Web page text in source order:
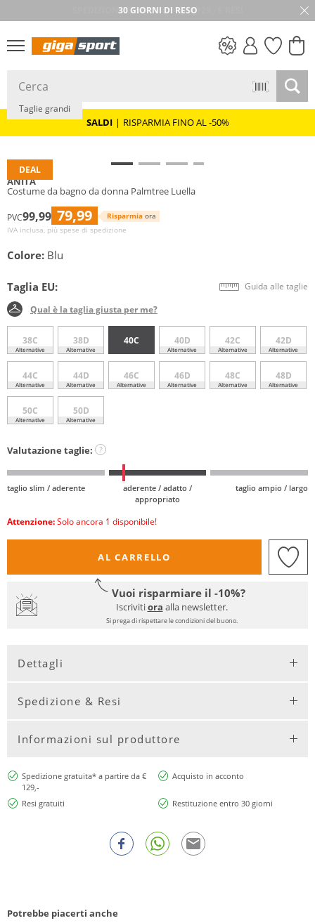
30 GIORNI DI RESO
SALDI
SALDI | RISPARMIA FINO AL -50%
DEAL
Taglie grandi
ANITA
Costume da bagno da donna Palmtree Luella
PVC99,99 79,99 Risparmia ora
IVA inclusa, più spese di spedizione
Colore: Blu
Taglia EU: Guida alle taglie
Qual è la taglia giusta per me?
38C
Alternative
38D
Alternative
40C 40D
Alternative
42C
Alternative
42D
Alternative
44C
Alternative
44D
Alternative
46C
Alternative
46D
Alternative
48C
Alternative
48D
Alternative
50C
Alternative
50D
Alternative
Valutazione taglie: ?
taglio slim / aderente
aderente / adatto /
appropriato
taglio ampio / largo
Attenzione: Solo ancora 1 disponibile!
AL CARRELLO
Vuoi risparmiare il -10%?
Iscrivitiora alla newsletter.
Si prega di rispettare le condizioni del buono.
Dettagli
Spedizione & Resi
Informazioni sul produttore
Spedizione gratuita* a partire da €
129,-
Acquisto in acconto
Resi gratuiti Restituzione entro 30 giorni
Potrebbe piacerti anche